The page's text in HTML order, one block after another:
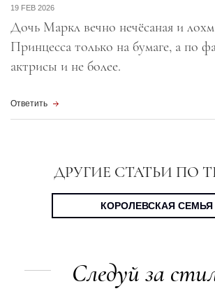
19 FEB 2026
Дочь Маркл вечно нечёсаная и
Принцесса только на бумаге, а по
актрисы и не более.
Ответить
ДРУГИЕ СТАТЬИ ПО
КОРОЛЕВСКАЯ СЕМЬЯ
Следуй за